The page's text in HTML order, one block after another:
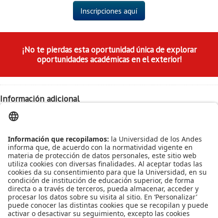
Inscripciones aquí
¡No te pierdas esta oportunidad única de explorar
oportunidades académicas en el exterior!
Información adicional
Fecha:
Lugar:
Salón W 102
Más información:
Más información
Leído1958 Tiempo Última modificación Martes, 10 Octubre 2023 08:26
Proyecto de grado
Reintegro
Retiro voluntario
Transferencia
Tarifas